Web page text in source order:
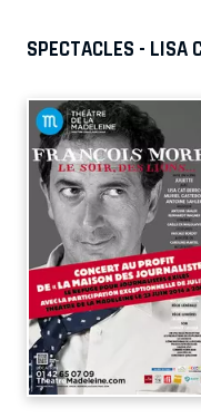
SPECTACLES - LISA